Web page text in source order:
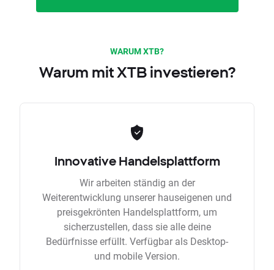
WARUM XTB?
Warum mit XTB investieren?
Innovative Handelsplattform
Wir arbeiten ständig an der
Weiterentwicklung unserer hauseigenen und
preisgekrönten Handelsplattform, um
sicherzustellen, dass sie alle deine
Bedürfnisse erfüllt. Verfügbar als Desktop-
und mobile Version.